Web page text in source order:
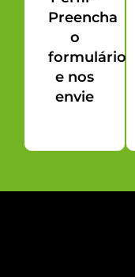
Preencha
o
formulário
e nos
envie